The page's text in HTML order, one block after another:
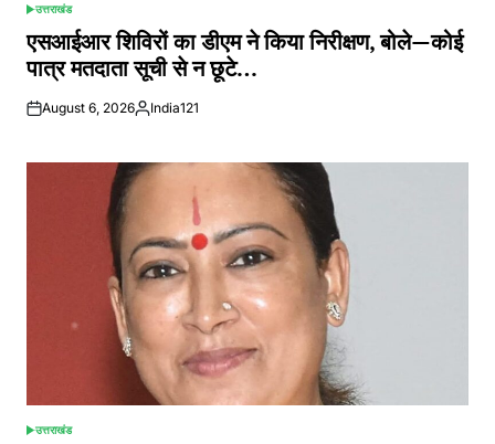
POSTED
IN
उत्तराखंड
एसआईआर शिविरों का डीएम ने किया निरीक्षण, बोले—कोई
पात्र मतदाता सूची से न छूटे…
August 6, 2026Posted
India121
POSTED
उत्तराखंड